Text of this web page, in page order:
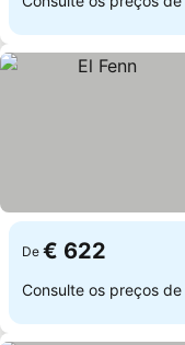
De € 622
Consulte os preços de